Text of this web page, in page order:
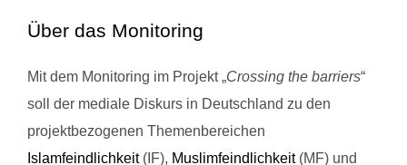
Über das Monitoring
Mit dem Monitoring im Projekt „Crossing the barriers“
soll der mediale Diskurs in Deutschland zu den
projektbezogenen Themenbereichen
Islamfeindlichkeit(IF), Muslimfeindlichkeit(MF) und